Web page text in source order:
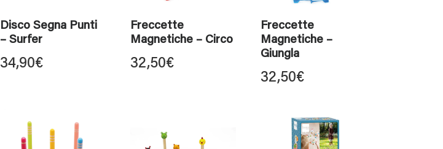
Disco Segna Punti
– Surfer
34,90€
Freccette
Magnetiche – Circo
32,50€
Freccette
Magnetiche –
Giungla
32,50€